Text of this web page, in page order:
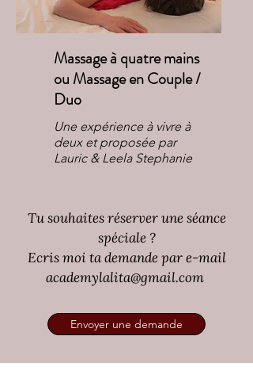
Massage à quatre mains
ou Massage en Couple /
Duo
Une expérience à vivre à
deux et proposée par
Lauric & Leela Stephanie
Tu souhaites réserver une séance
spéciale ?
Ecris moi ta demande par e-mail
academylalita@gmail.com
Envoyer une demande